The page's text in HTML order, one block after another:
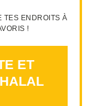
TES ENDROITS À
!
ET